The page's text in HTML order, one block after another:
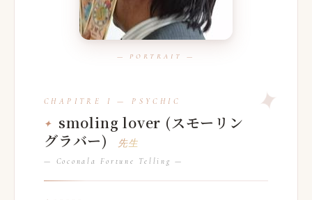
smoling lover (スモーリン
グラバー)
先生
— Coconala Fortune Telling —